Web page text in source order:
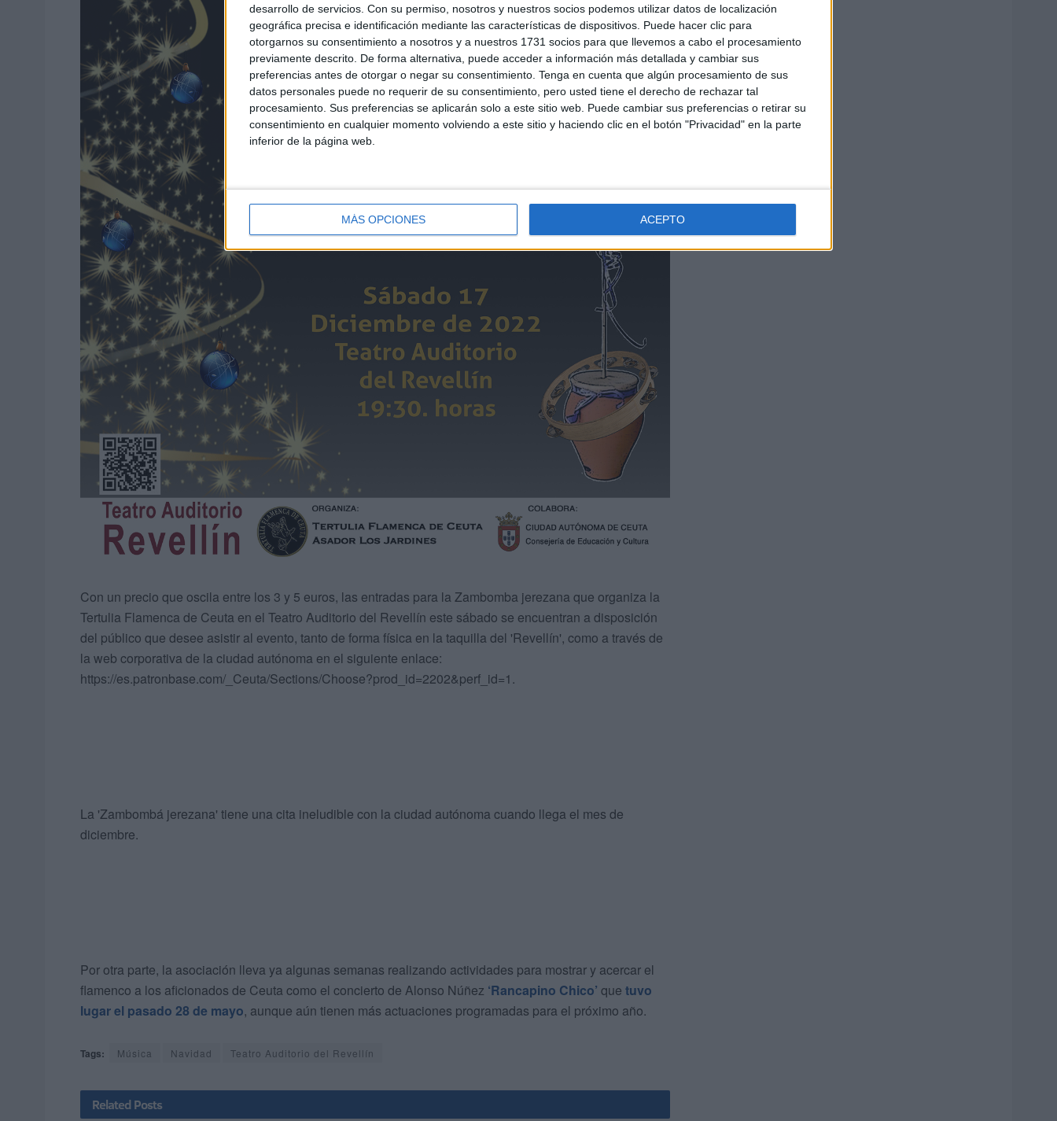
desarrollo de servicios. Con su permiso, nosotros y nuestros socios podemos utilizar datos de localización
geográfica precisa e identificación mediante las características de dispositivos. Puede hacer clic para
otorgarnos su consentimiento a nosotros y a nuestros 1731 socios para que llevemos a cabo el procesamiento
previamente descrito. De forma alternativa, puede acceder a información más detallada y cambiar sus
preferencias antes de otorgar o negar su consentimiento. Tenga en cuenta que algún procesamiento de sus
datos personales puede no requerir de su consentimiento, pero usted tiene el derecho de rechazar tal
procesamiento. Sus preferencias se aplicarán solo a este sitio web. Puede cambiar sus preferencias o retirar su
consentimiento en cualquier momento volviendo a este sitio y haciendo clic en el botón "Privacidad" en la parte
inferior de la página web.
MÁS OPCIONES ACEPTO
Con un precio que oscila entre los 3 y 5 euros, las entradas para la Zambomba jerezana que organiza la
Tertulia Flamenca de Ceuta en el Teatro Auditorio del Revellín este sábado se encuentran a disposición
del público que desee asistir al evento, tanto de forma física en la taquilla del 'Revellín', como a través de
la web corporativa de la ciudad autónoma en el siguiente enlace:
https://es.patronbase.com/_Ceuta/Sections/Choose?prod_id=2202&perf_id=1.
La 'Zambombá jerezana' tiene una cita ineludible con la ciudad autónoma cuando llega el mes de
diciembre.
Por otra parte, la asociación lleva ya algunas semanas realizando actividades para mostrar y acercar el
flamenco a los aficionados de Ceuta como el concierto de Alonso Núñez ‘Rancapino Chico’ que tuvo
lugar el pasado 28 de mayo, aunque aún tienen más actuaciones programadas para el próximo año.
Tags: Música Navidad Teatro Auditorio del Revellín
Related Posts